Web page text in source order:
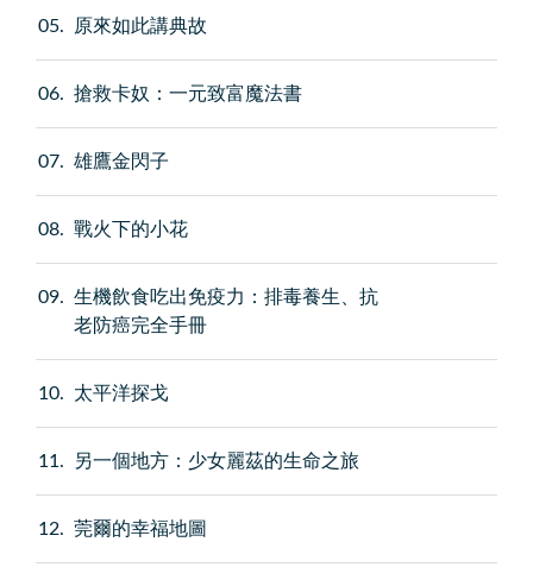
05 原來如此講典故
06 搶救卡奴：一元致富魔法書
07 雄鷹金閃子
08 戰火下的小花
09
生機飲食吃出免疫力：排毒養生、抗
老防癌完全手冊
10 太平洋探戈
11 另一個地方：少女麗茲的生命之旅
12 莞爾的幸福地圖